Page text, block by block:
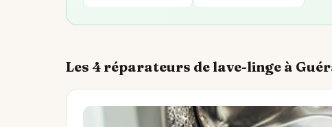
Les 4 réparateurs de lave-linge à